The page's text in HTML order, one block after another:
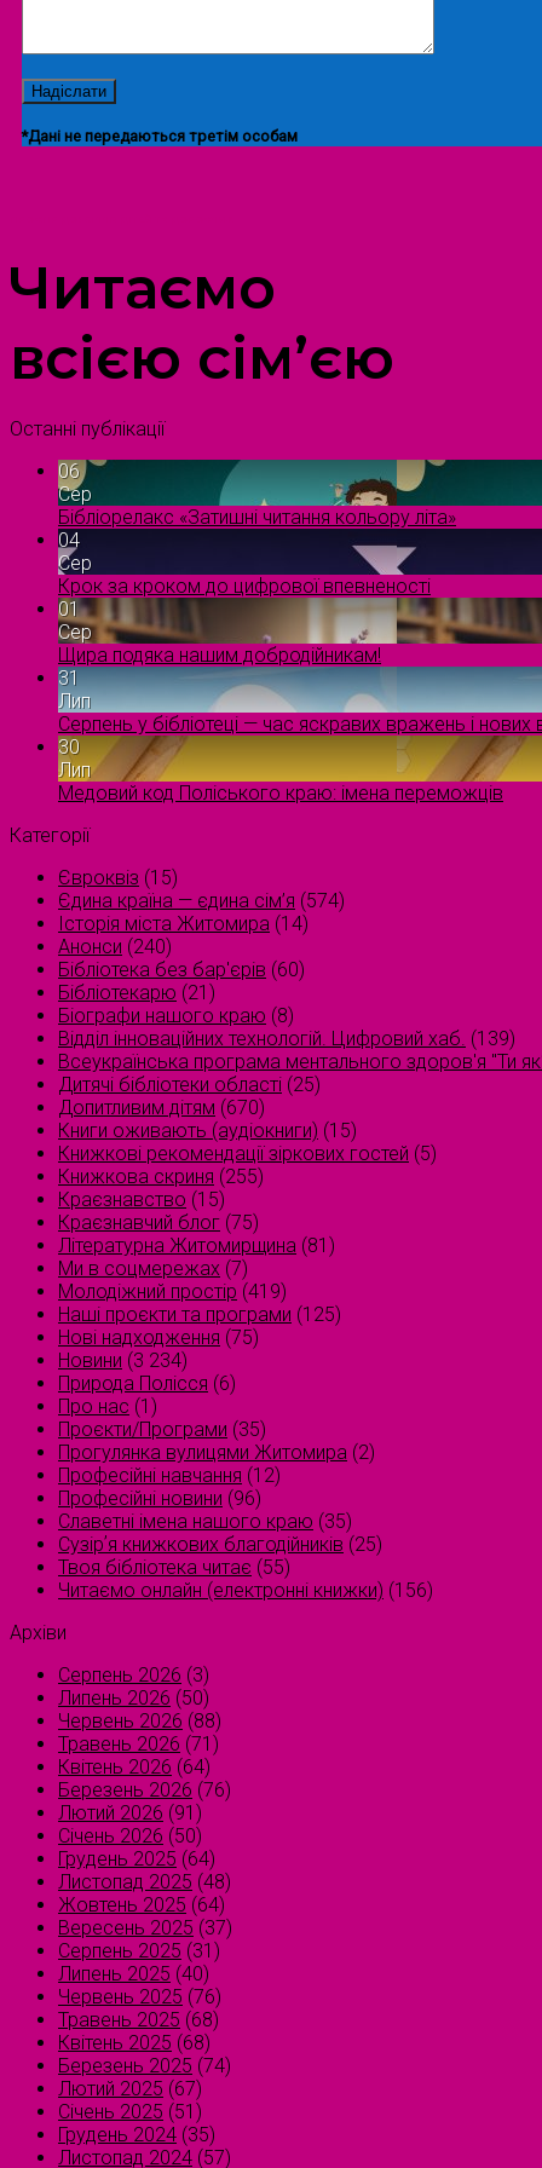
*Дані не передаються третім особам
Читаємо
всією сім’єю
Останні публікації
06
Сер
Бібліорелакс «Затишні читання кольору літа»
04
Сер
Крок за кроком до цифрової впевненості
01
Сер
Щира подяка нашим добродійникам!
31
Лип
Серпень у бібліотеці — час яскравих вражень і нових
30
Лип
Медовий код Поліського краю: імена переможців
Категорії
Євроквіз (15)
Єдина країна — єдина сім’я (574)
Історія міста Житомира (14)
Анонси (240)
Бібліотека без бар'єрів (60)
Бібліотекарю (21)
Біографи нашого краю (8)
Відділ інноваційних технологій. Цифровий хаб. (139)
Всеукраїнська програма ментального здоров'я "Ти
Дитячі бібліотеки області (25)
Допитливим дітям (670)
Книги оживають (аудіокниги) (15)
Книжкові рекомендації зіркових гостей (5)
Книжкова скриня (255)
Краєзнавство (15)
Краєзнавчий блог (75)
Літературна Житомирщина (81)
Ми в соцмережах (7)
Молодіжний простір (419)
Наші проєкти та програми (125)
Нові надходження (75)
Новини (3 234)
Природа Полісся (6)
Про нас (1)
Проєкти/Програми (35)
Прогулянка вулицями Житомира (2)
Професійні навчання (12)
Професійні новини (96)
Славетні імена нашого краю (35)
Сузірʼя книжкових благодійників (25)
Твоя бібліотека читає (55)
Читаємо онлайн (електронні книжки) (156)
Архіви
Серпень 2026 (3)
Липень 2026 (50)
Червень 2026 (88)
Травень 2026 (71)
Квітень 2026 (64)
Березень 2026 (76)
Лютий 2026 (91)
Січень 2026 (50)
Грудень 2025 (64)
Листопад 2025 (48)
Жовтень 2025 (64)
Вересень 2025 (37)
Серпень 2025 (31)
Липень 2025 (40)
Червень 2025 (76)
Травень 2025 (68)
Квітень 2025 (68)
Березень 2025 (74)
Лютий 2025 (67)
Січень 2025 (51)
Грудень 2024 (35)
Листопад 2024 (57)